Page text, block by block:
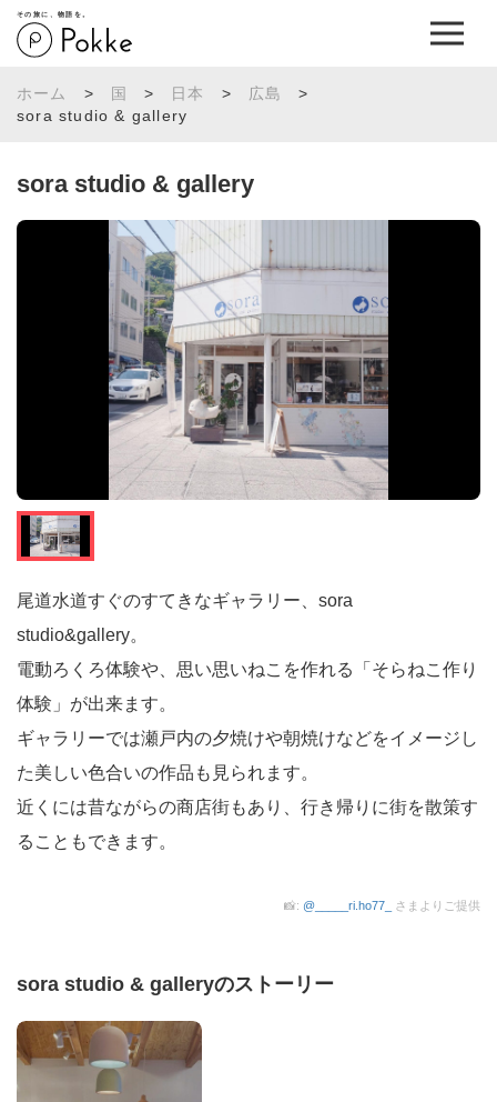
その旅に、物語を。
ホーム > 国 > 日本 > 広島
>
sora studio & gallery
sora studio & gallery
尾道水道すぐのすてきなギャラリー、sora
studio&gallery。
電動ろくろ体験や、思い思いねこを作れる「そらねこ作り
体験」が出来ます。
ギャラリーでは瀬戸内の夕焼けや朝焼けなどをイメージし
た美しい色合いの作品も見られます。
近くには昔ながらの商店街もあり、行き帰りに街を散策す
ることもできます。
📸: @_____ri.ho77_ さまよりご提供
sora studio & galleryのストーリー